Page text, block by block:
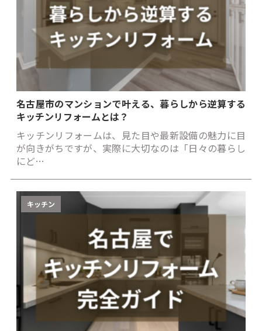
名古屋市のマンションで叶える、暮らしから逆算する
キッチンリフォームとは？
キッチンリフォームは、見た目や最新設備の魅力に目
が向きがちですが、実際に大切なのは「日々の暮らし
にど…
キッチン